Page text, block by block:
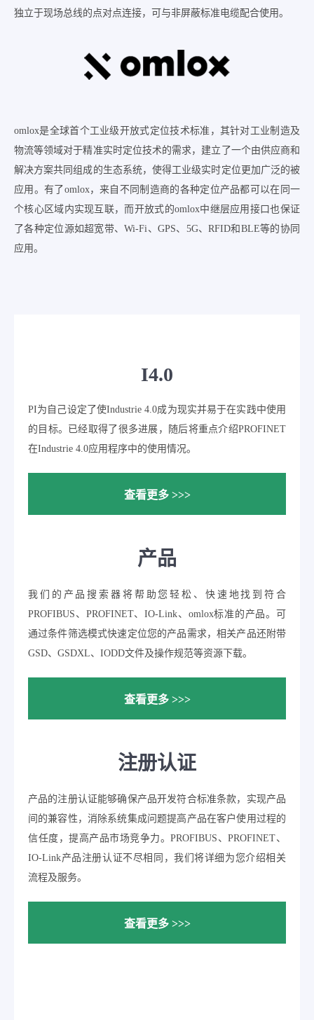
独立于现场总线的点对点连接，可与非屏蔽标准电缆配合使用。
omlox是全球首个工业级开放式定位技术标准，其针对工业制造及
物流等领域对于精准实时定位技术的需求，建立了一个由供应商和
解决方案共同组成的生态系统，使得工业级实时定位更加广泛的被
应用。有了omlox，来自不同制造商的各种定位产品都可以在同一
个核心区域内实现互联，而开放式的omlox中继层应用接口也保证
了各种定位源如超宽带、Wi-Fi、GPS、5G、RFID和BLE等的协同
应用。
I4.0
PI为自己设定了使Industrie 4.0成为现实并易于在实践中使用
的目标。已经取得了很多进展，随后将重点介绍PROFINET
在Industrie 4.0应用程序中的使用情况。
查看更多 >>>
产品
我们的产品搜索器将帮助您轻松、快速地找到符合
PROFIBUS、PROFINET、IO-Link、omlox标准的产品。可
通过条件筛选模式快速定位您的产品需求，相关产品还附带
GSD、GSDXL、IODD文件及操作规范等资源下载。
查看更多 >>>
注册认证
产品的注册认证能够确保产品开发符合标准条款，实现产品
间的兼容性，消除系统集成问题提高产品在客户使用过程的
信任度，提高产品市场竞争力。PROFIBUS、PROFINET、
IO-Link产品注册认证不尽相同，我们将详细为您介绍相关
流程及服务。
查看更多 >>>